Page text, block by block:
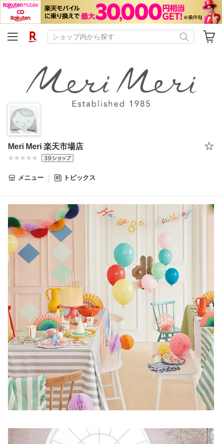
Meri Meri 楽天市場店
メニュー トピックス